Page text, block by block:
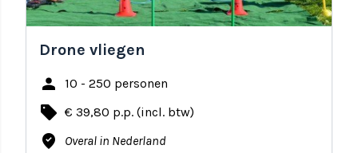
Drone vliegen
person 10 - 250 personen
local_offer € 39,80 p.p. (incl. btw)
where_to_vote Overal in Nederland